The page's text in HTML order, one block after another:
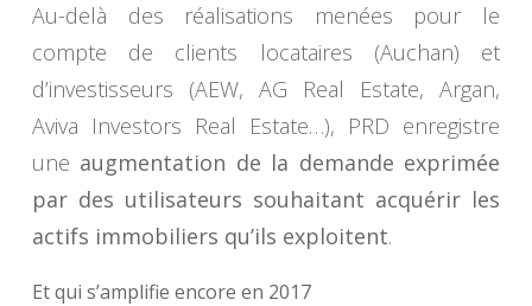
Au-delà des réalisations menées pour le
compte de clients locataires (Auchan) et
d’investisseurs (AEW, AG Real Estate, Argan,
Aviva Investors Real Estate…), PRD enregistre
une augmentation de la demande exprimée
par des utilisateurs souhaitant acquérir les
actifs immobiliers qu’ils exploitent.
Et qui s’amplifie encore en 2017